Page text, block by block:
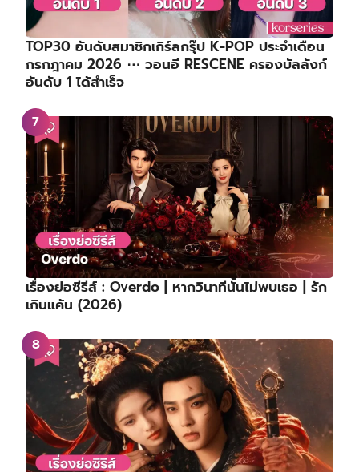
TOP30 อันดับสมาชิกเกิร์ลกรุ๊ป K-POP ประจำเดือน
กรกฎาคม 2026 ⋯ วอนอี RESCENE ครองบัลลังก์
อันดับ 1 ได้สำเร็จ
เรื่องย่อซีรีส์ : Overdo | หากวินาทีนั้นไม่พบเธอ | รัก
เกินแค้น (2026)